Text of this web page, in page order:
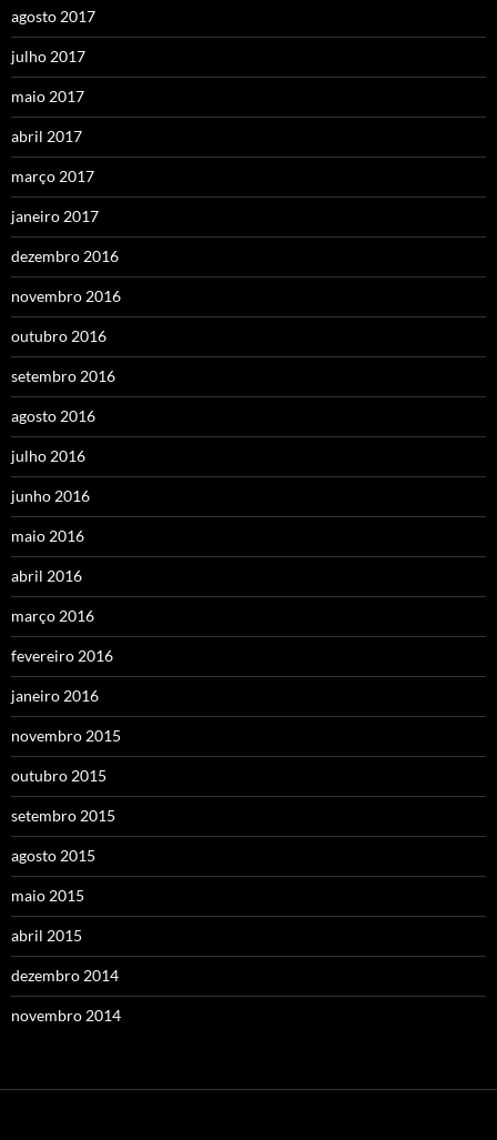
agosto 2017
julho 2017
maio 2017
abril 2017
março 2017
janeiro 2017
dezembro 2016
novembro 2016
outubro 2016
setembro 2016
agosto 2016
julho 2016
junho 2016
maio 2016
abril 2016
março 2016
fevereiro 2016
janeiro 2016
novembro 2015
outubro 2015
setembro 2015
agosto 2015
maio 2015
abril 2015
dezembro 2014
novembro 2014